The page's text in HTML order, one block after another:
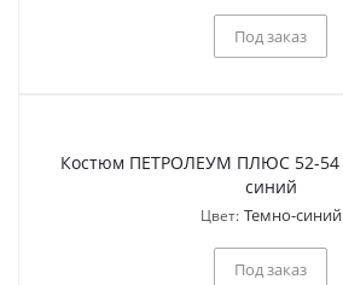
Под заказ
Костюм ПЕТРОЛЕУМ ПЛЮС 52-54 / 182-188 Темно-
синий
Цвет: Темно-синий
Под заказ